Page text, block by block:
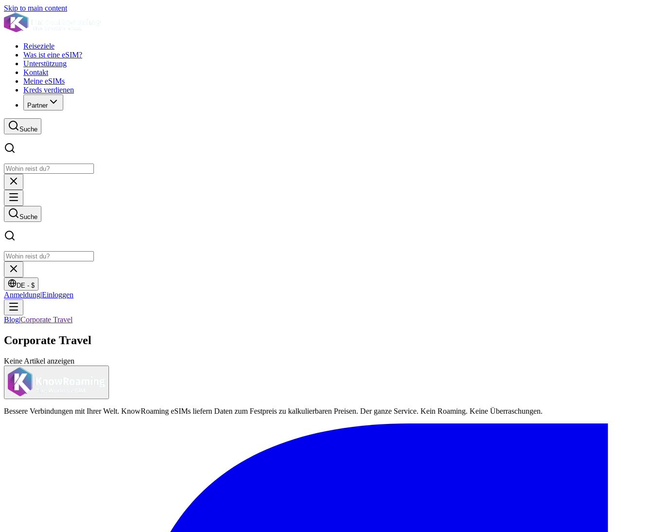
Skip to main content
Reiseziele
Was ist eine eSIM?
Unterstützung
Kontakt
Meine eSIMs
Kreds verdienen
Partner
Suche
Suche
DE - $
Anmeldung|Einloggen
Blog|Corporate Travel
Corporate Travel
Keine Artikel anzeigen
Bessere Verbindungen mit Ihrer Welt. KnowRoaming eSIMs liefern Daten zum Festpreis zu kalkulierbaren Preisen. Der ganze Service. Kein Roaming. Keine Überraschungen.